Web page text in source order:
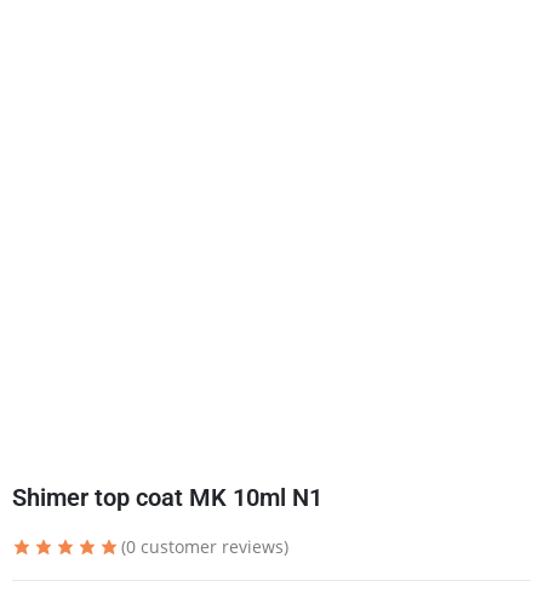
Shimer top coat MK 10ml N1
(0 customer reviews)